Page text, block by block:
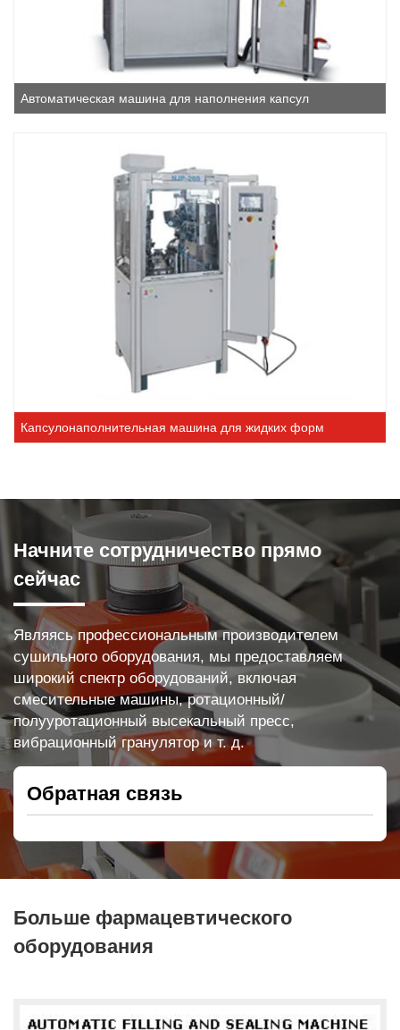
Автоматическая машина для наполнения капсул
Капсулонаполнительная машина для жидких форм
Начните сотрудничество прямо
сейчас
Являясь профессиональным производителем
сушильного оборудования, мы предоставляем
широкий спектр оборудований, включая
смесительные машины, ротационный/
полууротационный высекальный пресс,
вибрационный гранулятор и т. д.
Обратная связь
Больше фармацевтического
оборудования